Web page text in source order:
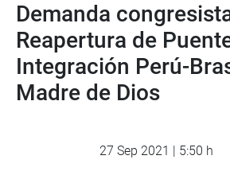
Demanda
Reapertura de
Integración Perú-
Madre de Dios
27 Sep 2021 | 5:50 h